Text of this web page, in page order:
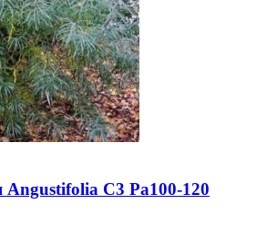
Angustifolia C3 Pa100-120